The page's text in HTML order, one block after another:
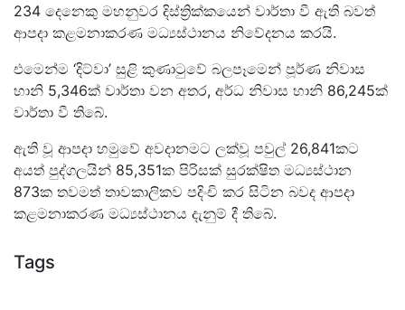
234 දෙනෙකු මහනුවර දිස්ත්‍රික්කයෙන් වාර්තා වී ඇති බවත්
ආපදා කළමනාකරණ මධ්‍යස්ථානය නිවේදනය කරයි.
එමෙන්ම ‘දිට්වා’ සුළි කුණාටුවේ බලපෑමෙන් පූර්ණ නිවාස
හානි 5,346ක් වාර්තා වන අතර, අර්ධ නිවාස හානි 86,245ක්
වාර්තා වී තිබේ.
ඇති වූ ආපදා හමුවේ අවදානමට ලක්වූ පවුල් 26,841කට
අයත් පුද්ගලයින් 85,351ක පිරිසක් සුරක්ෂිත මධ්‍යස්ථාන
873ක තවමත් තාවකාලිකව පදිංචි කර සිටින බවද ආපදා
කළමනාකරණ මධ්‍යස්ථානය දැනුම් දී තිබේ.
Tags